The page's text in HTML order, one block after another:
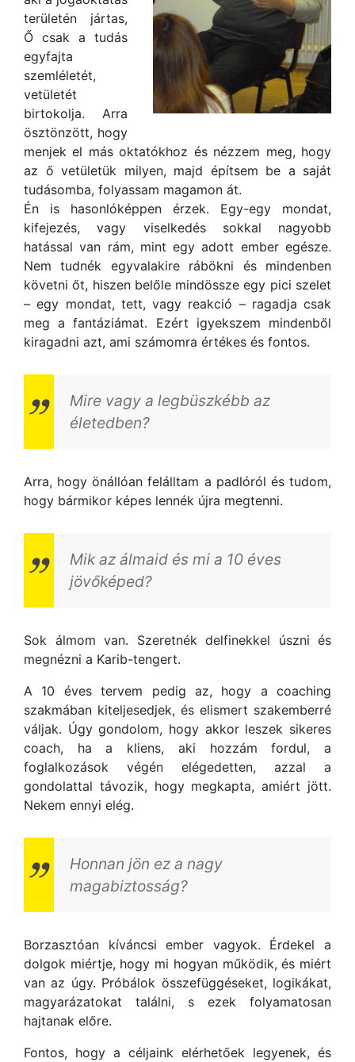
területén jártas,
Ő csak a tudás
egyfajta
szemléletét,
vetületét
birtokolja. Arra
ösztönzött, hogy
menjek el más oktatókhoz és nézzem meg, hogy
az ő vetületük milyen, majd építsem be a saját
tudásomba, folyassam magamon át.
Én is hasonlóképpen érzek. Egy-egy mondat,
kifejezés, vagy viselkedés sokkal nagyobb
hatással van rám, mint egy adott ember egésze.
Nem tudnék egyvalakire rábökni és mindenben
követni őt, hiszen belőle mindössze egy pici szelet
– egy mondat, tett, vagy reakció – ragadja csak
meg a fantáziámat. Ezért igyekszem mindenből
kiragadni azt, ami számomra értékes és fontos.
Mire vagy a legbüszkébb az
életedben?
Arra, hogy önállóan felálltam a padlóról és tudom,
hogy bármikor képes lennék újra megtenni.
Mik az álmaid és mi a 10 éves
jövőképed?
Sok álmom van. Szeretnék delfinekkel úszni és
megnézni a Karib-tengert.
A 10 éves tervem pedig az, hogy a coaching
szakmában kiteljesedjek, és elismert szakemberré
váljak. Úgy gondolom, hogy akkor leszek sikeres
coach, ha a kliens, aki hozzám fordul, a
foglalkozások végén elégedetten, azzal a
gondolattal távozik, hogy megkapta, amiért jött.
Nekem ennyi elég.
Honnan jön ez a nagy
magabiztosság?
Borzasztóan kíváncsi ember vagyok. Érdekel a
dolgok miértje, hogy mi hogyan működik, és miért
van az úgy. Próbálok összefüggéseket, logikákat,
magyarázatokat találni, s ezek folyamatosan
hajtanak előre.
Fontos, hogy a céljaink elérhetőek legyenek, és